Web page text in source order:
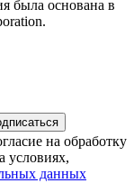
была основана в
на обработку
условиях,
данных